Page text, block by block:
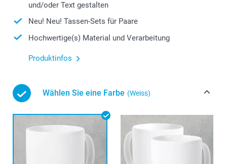
und/oder Text gestalten
Neu! Neu! Tassen-Sets für Paare
Hochwertige(s) Material und Verarbeitung
Produktinfos
Wählen Sie eine Farbe (Weiss)